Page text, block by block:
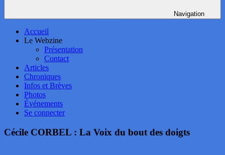
Navigation
Accueil
Le Webzine
Présentation
Contact
Articles
Chroniques
Infos et Brèves
Photos
Événements
Se connecter
Cécile CORBEL : La Voix du bout des doigts